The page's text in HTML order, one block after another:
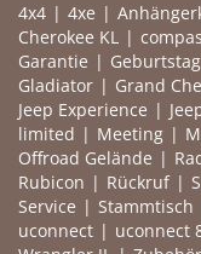
4x4 4xe
Cherokee KL
Garantie
Geburtstag
Gladiator
Grand
Jeep Experience
limited
Meeting
Offroad Gelände
Rubicon
Rückruf
Service
Stammtisch
uconnect
uconnect